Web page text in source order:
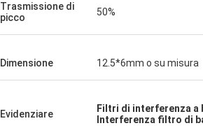
Trasmissione di
picco
50%
Dimensione 12.5*6mm o su misura
Evidenziare Filtri di interferenza a
Interferenza filtro di